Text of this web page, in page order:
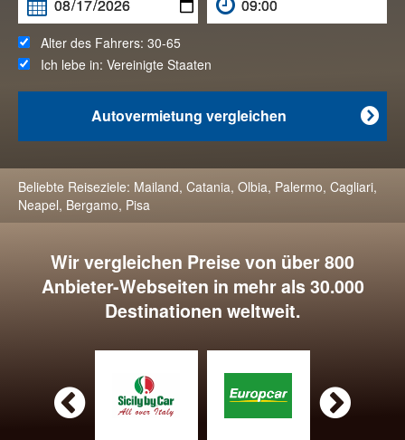
Alter des Fahrers: 30-65
Ich lebe in: Vereinigte Staaten

Autovermietung vergleichen
Beliebte Reiseziele: Mailand, Catania, Olbia, Palermo, Cagliari,
Neapel, Bergamo, Pisa
Wir vergleichen Preise von über 800
Anbieter-Webseiten in mehr als 30.000
Destinationen weltweit.
 